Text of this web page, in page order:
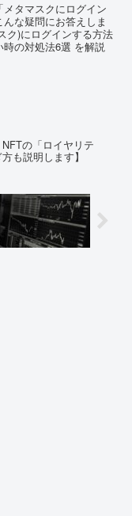
メタマスクにログイン
な疑問にお答えしま
ク)にログインする方法
時の対処法6選 を解説
NFTの「ロイヤリテ
も説明します】